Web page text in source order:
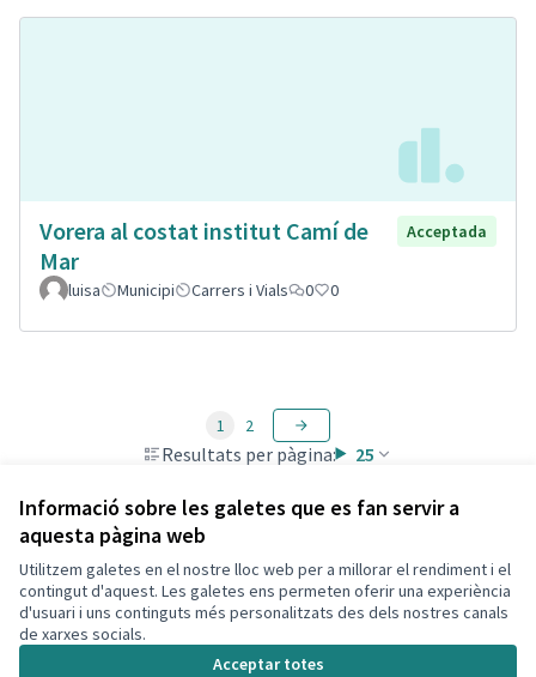
Informació sobre les galetes que es fan servir a
aquesta pàgina web
Utilitzem galetes en el nostre lloc web per a millorar el rendiment i el
contingut d'aquest. Les galetes ens permeten oferir una experiència
d'usuari i uns continguts més personalitzats des dels nostres canals
de xarxes socials.
Acceptar totes
Vorera al costat institut Camí de
Mar
Acceptada
luisa Municipi Carrers i Vials 0 0
Resultats per pàgina: 25
1 2
Termes i condicions d'ús
Configuració de les galetes
Decidim Calafell a X
(Enllaç extern)
Decidim Calafell a Facebook
Decidim Calafell a YouTube
Decidim Calafell a GitHub
(Enllaç extern)